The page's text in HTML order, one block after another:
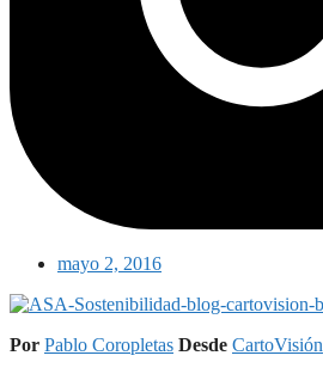
mayo 2, 2016
Por Pablo Coropletas Desde CartoVisión